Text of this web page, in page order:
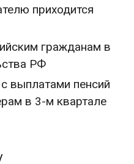
приходится
гражданам в
РФ
выплатами пенсий
в 3-м квартале